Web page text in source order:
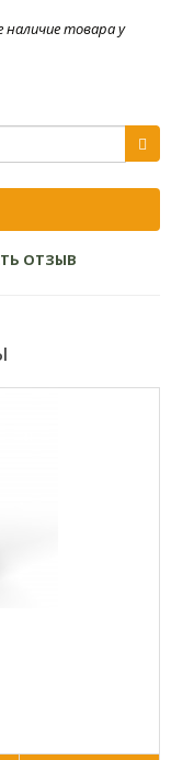
2,0
200-400
внесение
и не выше +25°С.
товара у
ОТЗЫВ